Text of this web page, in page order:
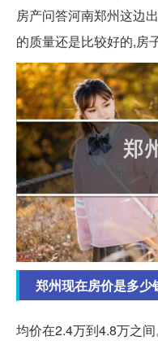
房产问答河南郑州这边
的质量还是比较好的,房
郑州现在房价是多少
均价在2.4万到4.8万之